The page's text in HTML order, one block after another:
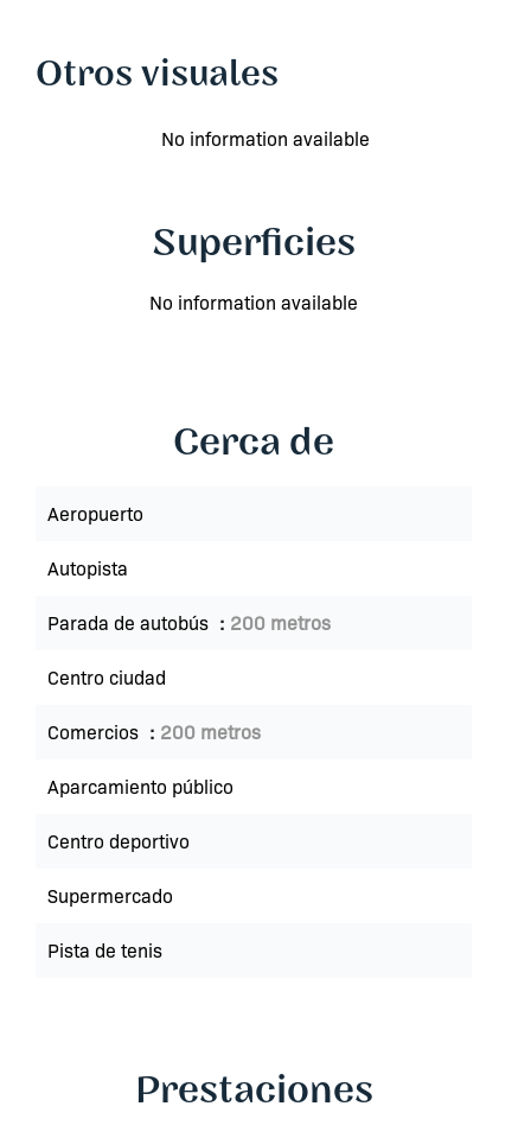
Otros visuales
No information available
Superficies
No information available
Cerca de
Aeropuerto
Autopista
Parada de autobús 200 metros
Centro ciudad
Comercios 200 metros
Aparcamiento público
Centro deportivo
Supermercado
Pista de tenis
Prestaciones